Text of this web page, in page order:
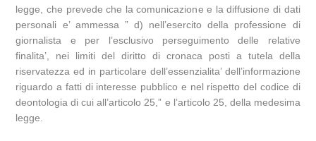
legge, che prevede che la comunicazione e la diffusione di dati
personali e’ ammessa ” d) nell’esercito della professione di
giornalista e per l’esclusivo perseguimento delle relative
finalita’, nei limiti del diritto di cronaca posti a tutela della
riservatezza ed in particolare dell’essenzialita’ dell’informazione
riguardo a fatti di interesse pubblico e nel rispetto del codice di
deontologia di cui all’articolo 25,” e l’articolo 25, della medesima
legge.